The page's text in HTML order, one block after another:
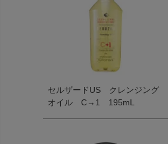
セルザードUS クレンジング
オイル C→1 195mL